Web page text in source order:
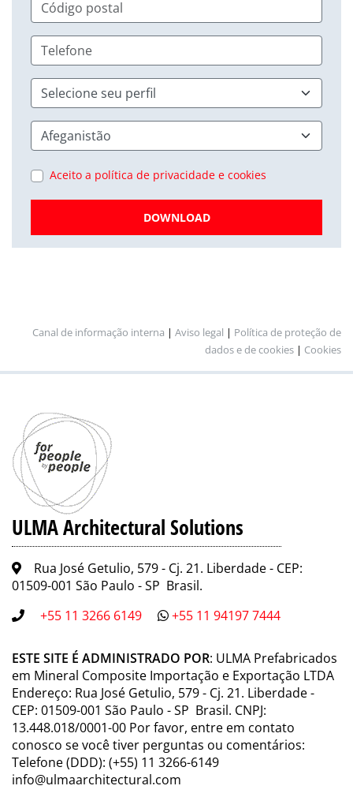
Aceito a política de privacidade e cookies
DOWNLOAD
Canal de informação interna | Aviso legal | Política de proteção de
dados e de cookies | Cookies
ULMA Architectural Solutions
Rua José Getulio, 579 - Cj. 21. Liberdade - CEP:
01509-001 São Paulo - SP Brasil.
+55 11 3266 6149
+55 11 94197 7444
ESTE SITE É ADMINISTRADO POR: ULMA Prefabricados
em Mineral Composite Importação e Exportação LTDA
Endereço: Rua José Getulio, 579 - Cj. 21. Liberdade -
CEP: 01509-001 São Paulo - SP Brasil. CNPJ:
13.448.018/0001-00 Por favor, entre em contato
conosco se você tiver perguntas ou comentários:
Telefone (DDD): (+55) 11 3266-6149
info@ulmaarchitectural.com